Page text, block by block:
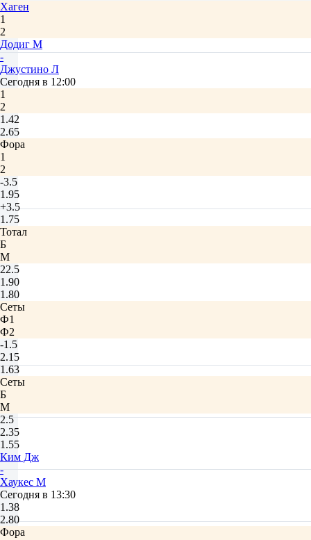
Хаген
1
2
Додиг М
-
Джустино Л
Сегодня в 12:00
1
2
1.42
2.65
Фора
1
2
-3.5
1.95
+3.5
1.75
Тотал
Б
М
22.5
1.90
1.80
Сеты
Ф1
Ф2
-1.5
2.15
1.63
Сеты
Б
М
2.5
2.35
1.55
Ким Дж
-
Хаукес М
Сегодня в 13:30
1.38
2.80
Фора